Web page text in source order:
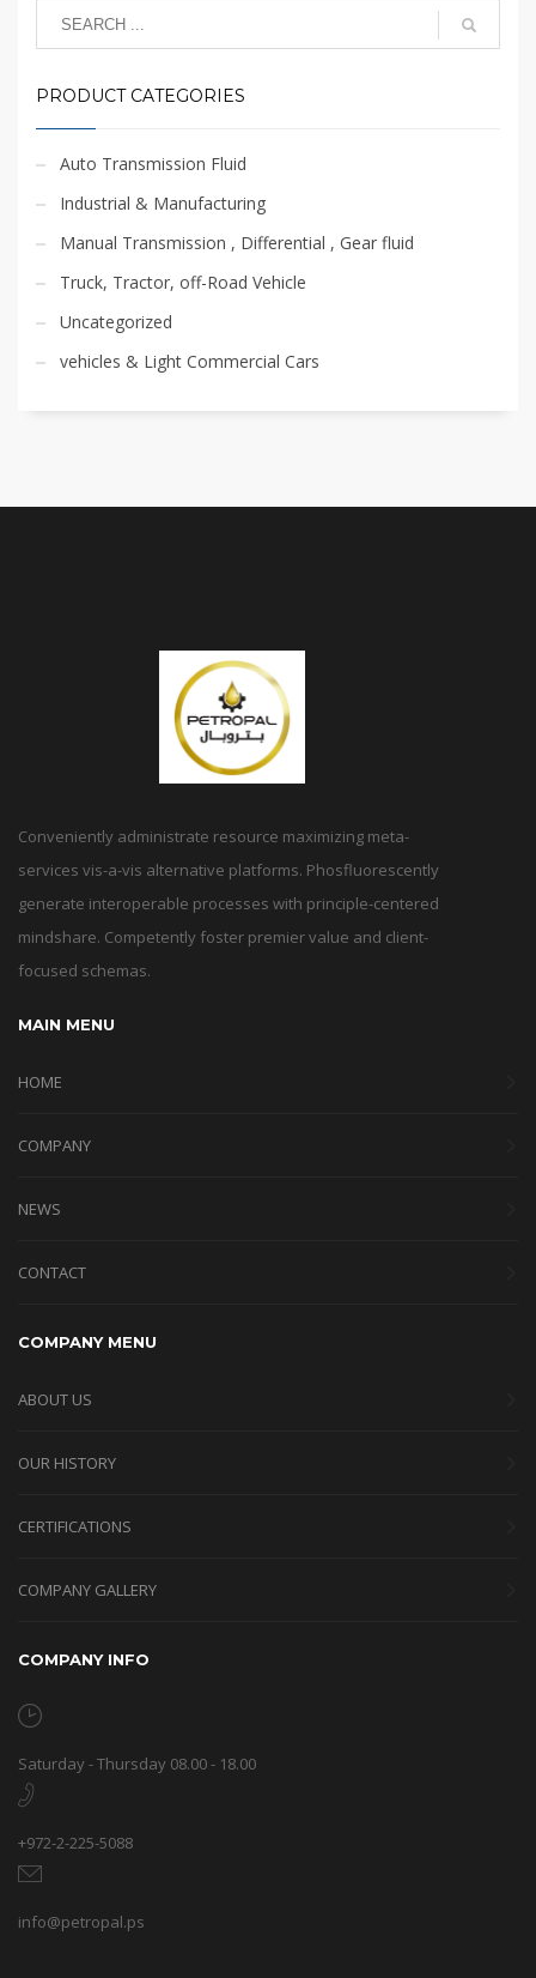
PRODUCT CATEGORIES
Auto Transmission Fluid
Industrial & Manufacturing
Manual Transmission , Differential , Gear fluid
Truck, Tractor, off-Road Vehicle
Uncategorized
vehicles & Light Commercial Cars
Conveniently administrate resource maximizing meta-
services vis-a-vis alternative platforms. Phosfluorescently
generate interoperable processes with principle-centered
mindshare. Competently foster premier value and client-
focused schemas.
MAIN MENU
HOME
COMPANY
NEWS
CONTACT
COMPANY MENU
ABOUT US
OUR HISTORY
CERTIFICATIONS
COMPANY GALLERY
COMPANY INFO
Saturday - Thursday 08.00 - 18.00
+972-2-225-5088
info@petropal.ps